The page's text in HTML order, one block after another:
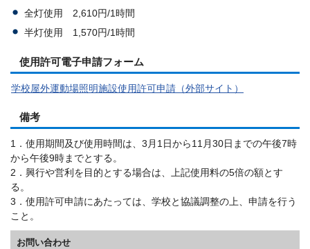
全灯使用 2,610円/1時間
半灯使用 1,570円/1時間
使用許可電子申請フォーム
学校屋外運動場照明施設使用許可申請（外部サイト）
備考
1．使用期間及び使用時間は、3月1日から11月30日までの午後7時
から午後9時までとする。
2．興行や営利を目的とする場合は、上記使用料の5倍の額とす
る。
3．使用許可申請にあたっては、学校と協議調整の上、申請を行う
こと。
お問い合わせ